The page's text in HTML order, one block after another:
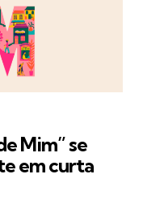
Mim” se
em curta